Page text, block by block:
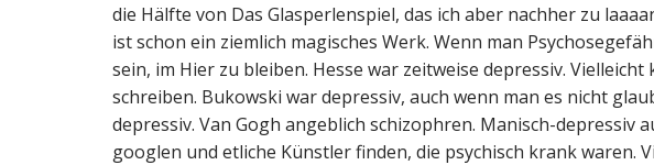
die Hälfte von Das Glasperlenspiel, das ich aber nachher zu
ist schon ein ziemlich magisches Werk. Wenn man
sein, im Hier zu bleiben. Hesse war zeitweise depressiv.
schreiben. Bukowski war depressiv, auch wenn man es nicht
depressiv. Van Gogh angeblich schizophren. Manisch-depressiv
googlen und etliche Künstler finden, die psychisch krank waren.